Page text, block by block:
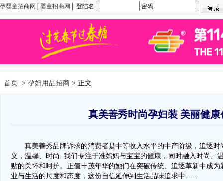
孕婴童招商网 婴童招商网 │ 登陆名 密码
首页 > 孕妇用品招商 > 正文
真美善秀时尚孕妇装 美丽健康
真美善秀品牌诉求的消费者是中等收入水平的中产阶级，追逐时
义，温馨、时尚. 我们专注于准妈妈与宝宝的健康，同时融入时尚、
贴的关怀和呵护。正值丰茂年华的她们在突破传统、追逐革新中成
业与生活的尺度和态度，这份自信延伸到生活品味追求中......